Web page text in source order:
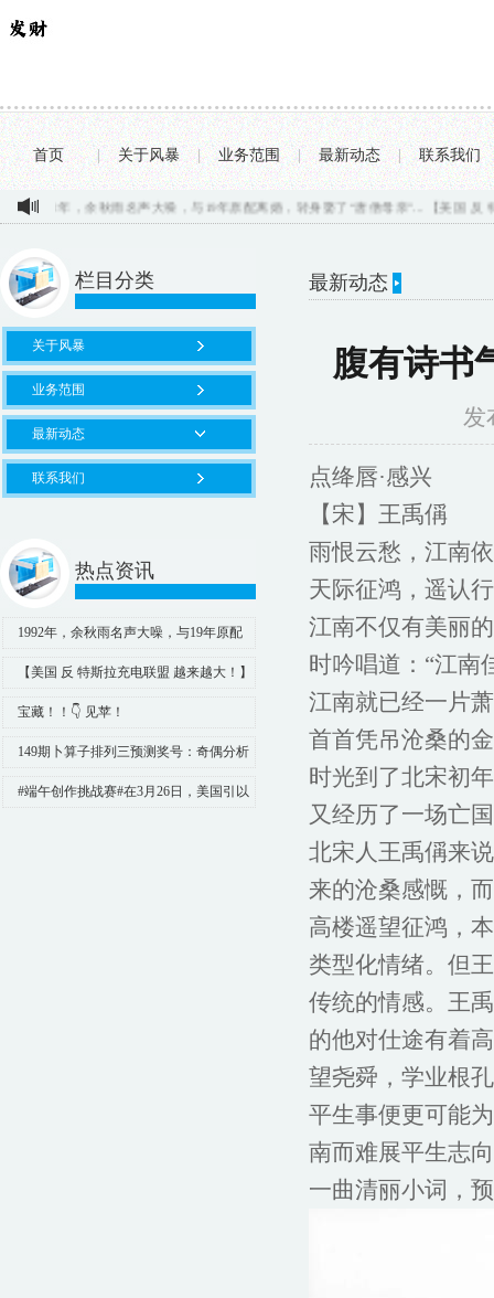
首页 | 关于风暴 | 业务范围 | 最新动态 | 联系我们
雨名声大噪，与19年原配离婚，转身娶了“唐僧母亲”... 【美国 反 特斯拉充电联盟
栏目分类
关于风暴
业务范围
最新动态
联系我们
热点资讯
1992年，余秋雨名声大噪，与19年原配
离婚，转身娶了“唐僧母亲”
【美国 反 特斯拉充电联盟 越来越大！】
现代，起亚，丰田也加入了梅
宝藏！！👇 见苹！ ​​​
149期卜算子排列三预测奖号：奇偶分析
#端午创作挑战赛#在3月26日，美国引以
最新动态
腹有诗书
发
点绛唇·感兴
【宋】王禹偁
雨恨云愁，江南
天际征鸿，遥认
江南不仅有美丽
时吟唱道：“江南
江南就已经一片
首首凭吊沧桑的
时光到了北宋初
又经历了一场亡
北宋人王禹偁来
来的沧桑感慨，
高楼遥望征鸿，
类型化情绪。但
传统的情感。王
的他对仕途有着
望尧舜，学业根
平生事便更可能
南而难展平生志
一曲清丽小词，